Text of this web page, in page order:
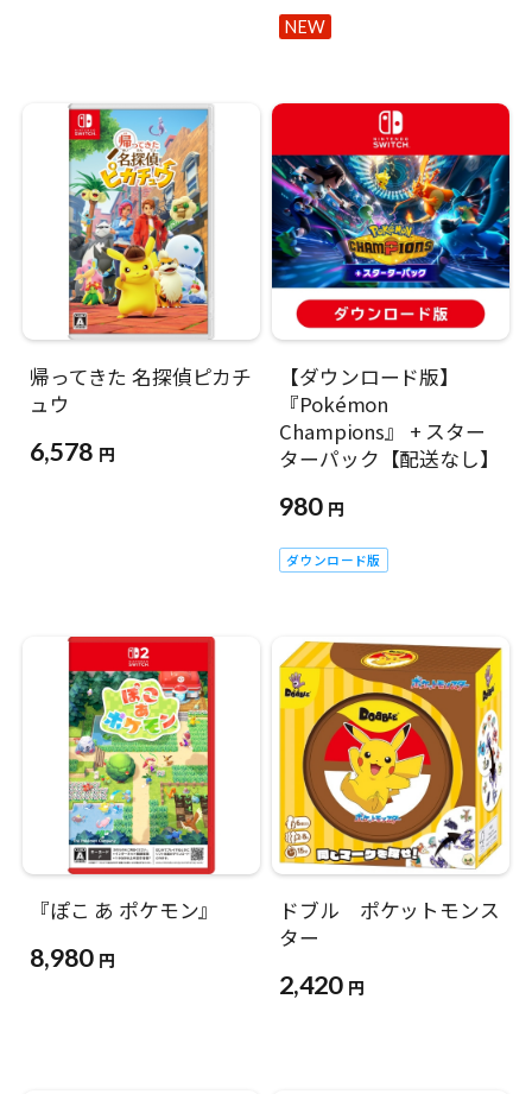
NEW
帰ってきた 名探偵ピカチ
ュウ
6,578 円
【ダウンロード版】
『Pokémon
Champions』 + スター
ターパック【配送なし】
980 円
ダウンロード版
『ぽこ あ ポケモン』
8,980 円
ドブル ポケットモンス
ター
2,420 円